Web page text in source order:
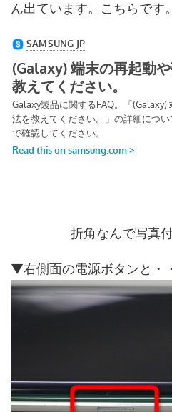
ん出ています。こちらです。
折角なんで写真
▼右側面の電源ボタンと・